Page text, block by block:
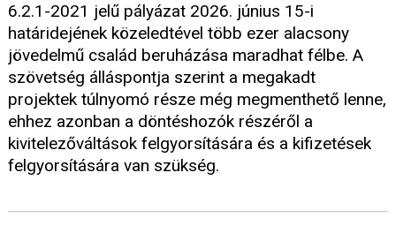
6.2.1-2021 jelű pályázat 2026. június 15-i
határidejének közeledtével több ezer alacsony
jövedelmű család beruházása maradhat félbe. A
szövetség álláspontja szerint a megakadt
projektek túlnyomó része még megmenthető lenne,
ehhez azonban a döntéshozók részéről a
kivitelezőváltások felgyorsítására és a kifizetések
felgyorsítására van szükség.